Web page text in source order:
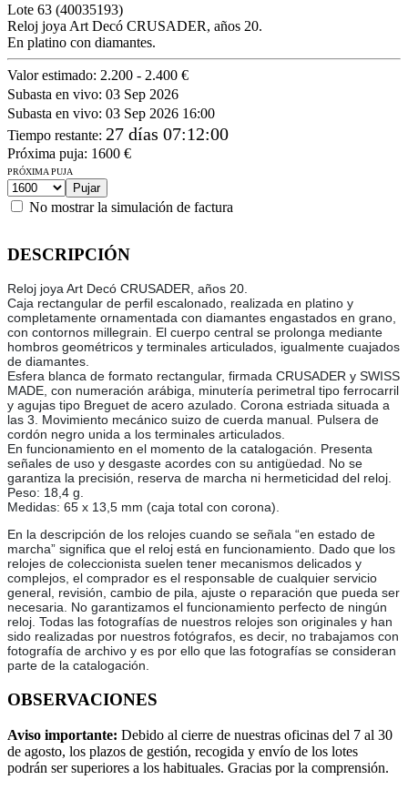
Lote 63 (40035193)
Reloj joya Art Decó CRUSADER, años 20.
En platino con diamantes.
Valor estimado: 2.200 - 2.400 €
Subasta en vivo: 03 Sep 2026
Subasta en vivo: 03 Sep 2026 16:00
Tiempo restante: 27 días 07:12:00
Próxima puja: 1600 €
PRÓXIMA PUJA
No mostrar la simulación de factura
DESCRIPCIÓN
Reloj joya Art Decó CRUSADER, años 20.
Caja rectangular de perfil escalonado, realizada en platino y
completamente ornamentada con diamantes engastados en grano,
con contornos millegrain. El cuerpo central se prolonga mediante
hombros geométricos y terminales articulados, igualmente cuajados
de diamantes.
Esfera blanca de formato rectangular, firmada CRUSADER y SWISS
MADE, con numeración arábiga, minutería perimetral tipo ferrocarril
y agujas tipo Breguet de acero azulado. Corona estriada situada a
las 3. Movimiento mecánico suizo de cuerda manual. Pulsera de
cordón negro unida a los terminales articulados.
En funcionamiento en el momento de la catalogación. Presenta
señales de uso y desgaste acordes con su antigüedad. No se
garantiza la precisión, reserva de marcha ni hermeticidad del reloj.
Peso: 18,4 g.
Medidas: 65 x 13,5 mm (caja total con corona).
En la descripción de los relojes cuando se señala “en estado de
marcha” significa que el reloj está en funcionamiento. Dado que los
relojes de coleccionista suelen tener mecanismos delicados y
complejos, el comprador es el responsable de cualquier servicio
general, revisión, cambio de pila, ajuste o reparación que pueda ser
necesaria. No garantizamos el funcionamiento perfecto de ningún
reloj. Todas las fotografías de nuestros relojes son originales y han
sido realizadas por nuestros fotógrafos, es decir, no trabajamos con
fotografía de archivo y es por ello que las fotografías se consideran
parte de la catalogación.
OBSERVACIONES
Aviso importante: Debido al cierre de nuestras oficinas del 7 al 30
de agosto, los plazos de gestión, recogida y envío de los lotes
podrán ser superiores a los habituales. Gracias por la comprensión.